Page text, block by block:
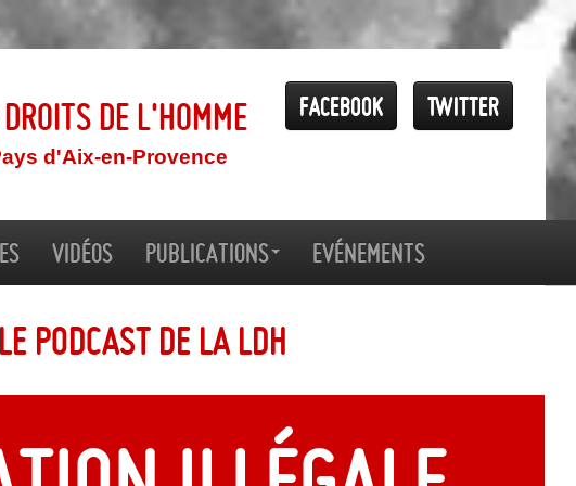
Twitter
Facebook
droits de l'Homme
d'Aix-en-Provence
Vidéos Publications Evénements
podcast de la LDH